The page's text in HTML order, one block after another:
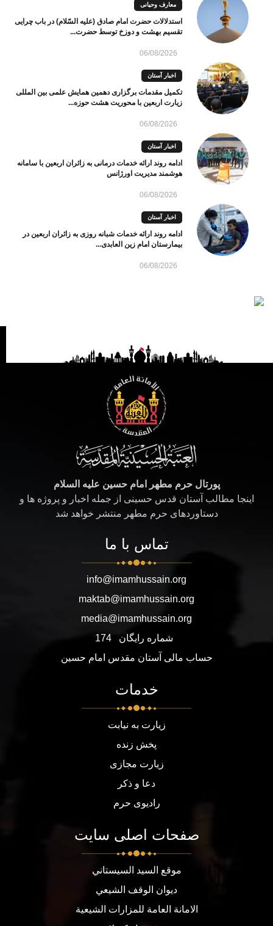
معارف وحیانی
استدلالات حضرت امام صادق (علیه السّلام) در باب چرایی
تقسیم بهشت و دوزخ توسط حضرت...
06/08/2026
اخبار آستان
تکمیل مقدمات برگزاری دهمین همایش علمی بین المللی
زیارت اربعین با محوریت هشت حوزه...
06/08/2026
اخبار آستان
ادامه روند ارائه خدمات درمانی به زائران اربعین با سامانه
هوشمند مدیریت اورژانس
06/08/2026
اخبار آستان
ادامه روند ارائه خدمات شبانه روزی به زائران اربعین در
بیمارستان امام زین العابدی...
06/08/2026
پورتال حرم مطهر امام حسین علیه السلام
اینجا مطالب آستان قدس حسینی از جمله اخبار و پروژه ها و
دستاوردهای حرم مطهر منتشر خواهد شد
تماس با ما
info@imamhussain.org
maktab@imamhussain.org
media@imamhussain.org
شماره رایگان
174
حساب مالی آستان مقدس امام حسین
خدمات
زیارت به نیابت
پخش زنده
زیارت مجازی
دعا و ذکر
رادیوی حرم
صفحات اصلی سایت
موقع السيد السيستاني
ديوان الوقف الشيعي
الامانة العامة للمزارات الشيعية